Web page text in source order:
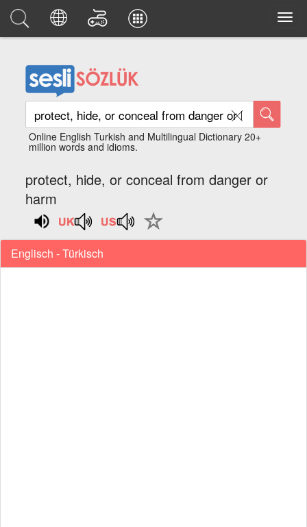
Online English Turkish and Multilingual Dictionary 20+
million words and idioms.
protect, hide, or conceal from danger or
harm
Englisch - Türkisch